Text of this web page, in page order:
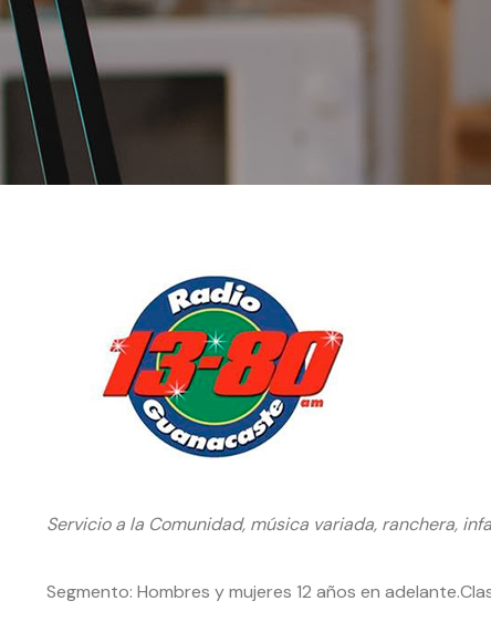
Servicio a la Comunidad, música variada, ranchera,
Segmento: Hombres y mujeres 12 años en